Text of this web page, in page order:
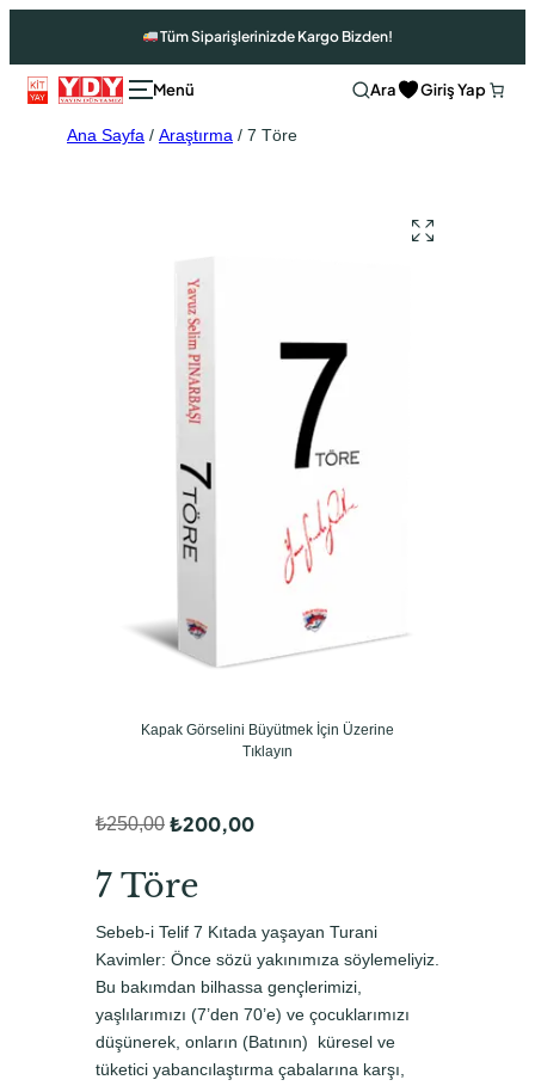
Tüm Siparişlerinizde Kargo Bizden!
Ara Giriş Yap
Ana Sayfa / Araştırma / 7 Töre
Kapak Görselini Büyütmek İçin Üzerine
Tıklayın
₺250,00
r
j
i
n
a
₺200,00
u
n
d
a
k
7 Töre
Sebeb-i Telif 7 Kıtada yaşayan Turani
Kavimler: Önce sözü yakınımıza söylemeliyiz.
Bu bakımdan bilhassa gençlerimizi,
yaşlılarımızı (7’den 70’e) ve çocuklarımızı
düşünerek, onların (Batının) küresel ve
tüketici yabancılaştırma çabalarına karşı,